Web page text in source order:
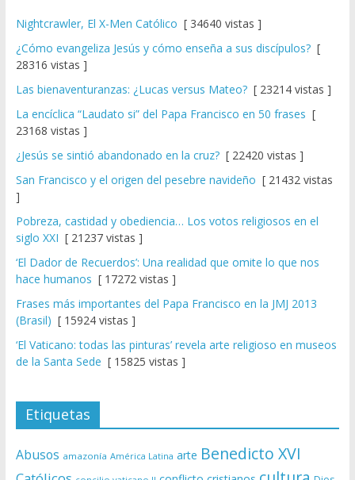
Nightcrawler, El X-Men Católico [ 34640 vistas ]
¿Cómo evangeliza Jesús y cómo enseña a sus discípulos?[
28316 vistas ]
Las bienaventuranzas: ¿Lucas versus Mateo?[ 23214 vistas ]
La encíclica “Laudato si” del Papa Francisco en 50 frases [
23168 vistas ]
¿Jesús se sintió abandonado en la cruz?[ 22420 vistas ]
San Francisco y el origen del pesebre navideño [ 21432 vistas
]
Pobreza, castidad y obediencia… Los votos religiosos en el
siglo XXI [ 21237 vistas ]
‘El Dador de Recuerdos’: Una realidad que omite lo que nos
hace humanos [ 17272 vistas ]
Frases más importantes del Papa Francisco en la JMJ 2013
(Brasil) [ 15924 vistas ]
‘El Vaticano: todas las pinturas’ revela arte religioso en museos
de la Santa Sede [ 15825 vistas ]
Etiquetas
Abusos amazonía América Latina arte Benedicto XVI